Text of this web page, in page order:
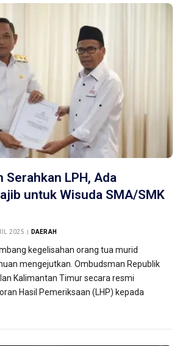
Serahkan LPH, Ada
untuk Wisuda SMA/SMK
2025 DAERAH
kegelisahan orang tua murid
mengejutkan. Ombudsman Republik
Kalimantan Timur secara resmi
Hasil Pemeriksaan (LHP) kepada